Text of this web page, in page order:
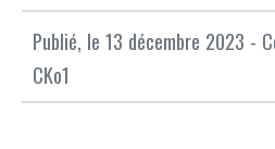
Publié, le 13 décembre 2023 -
CKo1